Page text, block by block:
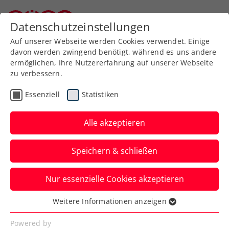
Zurück zur Newsübersicht
Turniere
Upper Austria Ladies
Linz: WTA-Luft
schnuppern über die
Wild-Card-Challenge
Vom 27. bis zum 29. Jänner 2023 geht’s in
Linz um einen Platz in der Qualifikation
des WTA-250-Turniers.
Datenschutzeinstellungen
Auf unserer Webseite werden Cookies verwendet. Einige
davon werden zwingend benötigt, während es uns andere
ermöglichen, Ihre Nutzererfahrung auf unserer Webseite
zu verbessern.
Essenziell Statistiken
Alle akzeptieren
Speichern & schließen
Nur essenzielle Cookies akzeptieren
Essenziell
Essenzielle Cookies werden für grundlegende
Weitere Informationen anzeigen
Powered by